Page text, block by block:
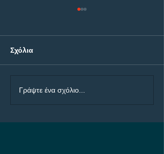
Προγνωστικά Ημέρας
Σχόλια
Γράψτε ένα σχόλιο...